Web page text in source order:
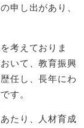
申し出があり、
考えておりま
いて、教育振興
任し、長年にわ
す。
たり、人材育成